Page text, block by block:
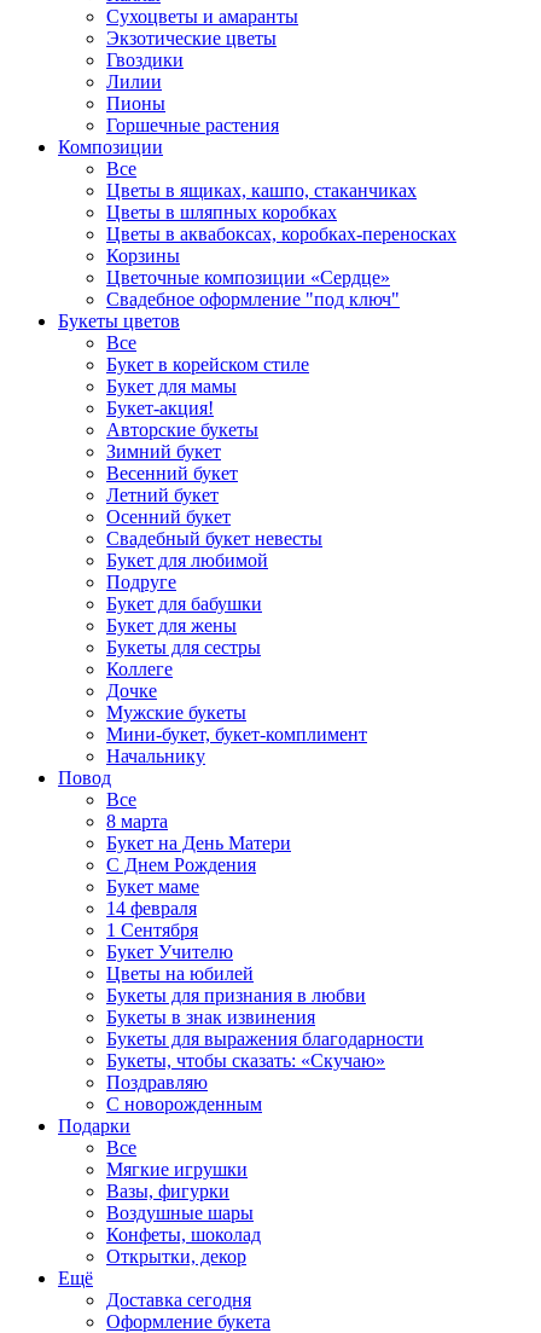
Сухоцветы и амаранты
Экзотические цветы
Гвоздики
Лилии
Пионы
Горшечные растения
Композиции
Все
Цветы в ящиках, кашпо, стаканчиках
Цветы в шляпных коробках
Цветы в аквабоксах, коробках-переносках
Корзины
Цветочные композиции «Сердце»
Свадебное оформление "под ключ"
Букеты цветов
Все
Букет в корейском стиле
Букет для мамы
Букет-акция!
Авторские букеты
Зимний букет
Весенний букет
Летний букет
Осенний букет
Свадебный букет невесты
Букет для любимой
Подруге
Букет для бабушки
Букет для жены
Букеты для сестры
Коллеге
Дочке
Мужские букеты
Мини-букет, букет-комплимент
Начальнику
Повод
Все
8 марта
Букет на День Матери
С Днем Рождения
Букет маме
14 февраля
1 Сентября
Букет Учителю
Цветы на юбилей
Букеты для признания в любви
Букеты в знак извинения
Букеты для выражения благодарности
Букеты, чтобы сказать: «Скучаю»
Поздравляю
С новорожденным
Подарки
Все
Мягкие игрушки
Вазы, фигурки
Воздушные шары
Конфеты, шоколад
Открытки, декор
Ещё
Доставка сегодня
Оформление букета